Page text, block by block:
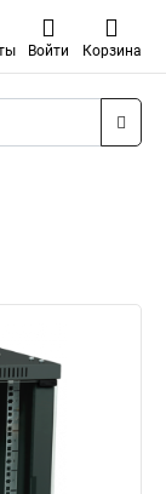
Войти Корзина